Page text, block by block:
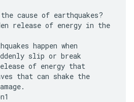
cause of earthquakes?
release of energy in the
happen when
slip or break
of energy that
that can shake the